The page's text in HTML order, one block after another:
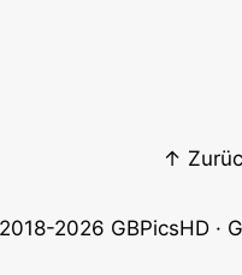
↑
2026 GBPicsHD·